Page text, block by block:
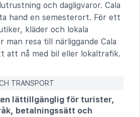
och dagligvaror. Cala
hand en semesterort. För ett
kläder och lokala
man resa till närliggande Cala
att nå med bil eller lokaltrafik.
TRANSPORT
lättillgänglig för turister,
betalningssätt och